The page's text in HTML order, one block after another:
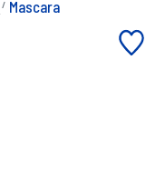
Mascara